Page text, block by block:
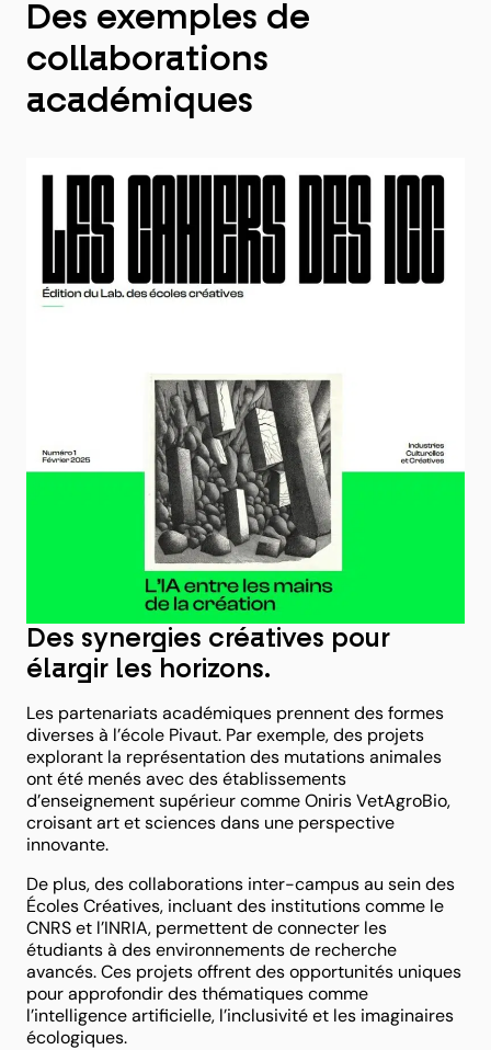
Des exemples de
collaborations
académiques
Des synergies créatives pour
élargir les horizons.
Les partenariats académiques prennent des formes
diverses à l’école Pivaut. Par exemple, des projets
explorant la représentation des mutations animales
ont été menés avec des établissements
d’enseignement supérieur comme Oniris VetAgroBio,
croisant art et sciences dans une perspective
innovante.
De plus, des collaborations inter-campus au sein des
Écoles Créatives, incluant des institutions comme le
CNRS et l’INRIA, permettent de connecter les
étudiants à des environnements de recherche
avancés. Ces projets offrent des opportunités uniques
pour approfondir des thématiques comme
l’intelligence artificielle, l’inclusivité et les imaginaires
écologiques.